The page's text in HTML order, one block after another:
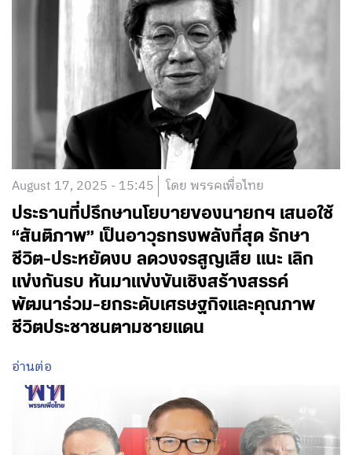
August 17, 2025 - 15:45 โดย พรรคเพื่อไทย
ประธานที่ปรึกษานโยบายของนายกฯ เสนอใช้
“สันติภาพ” เป็นอาวุธทรงพลังที่สุด รักษา
ชีวิต-ประหยัดงบ ลดวงจรสูญเสีย แนะ เลิก
แข่งกันรบ หันมาแข่งขันเชิงสร้างสรรค์
พัฒนาร่วม-ยกระดับเศรษฐกิจและคุณภาพ
ชีวิตประชาชนตามชายแดน
อ่านต่อ